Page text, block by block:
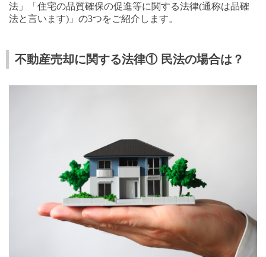
法」「住宅の品質確保の促進等に関する法律(通称は品確
法と言います) 」の3つをご紹介します。
不動産売却に関する法律① 民法の場合は？